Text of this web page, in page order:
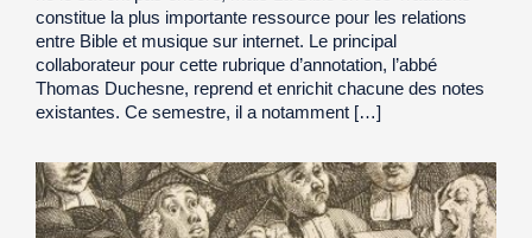
constitue la plus importante ressource pour les relations
entre Bible et musique sur internet. Le principal
collaborateur pour cette rubrique d’annotation, l’abbé
Thomas Duchesne, reprend et enrichit chacune des notes
existantes. Ce semestre, il a notamment […]